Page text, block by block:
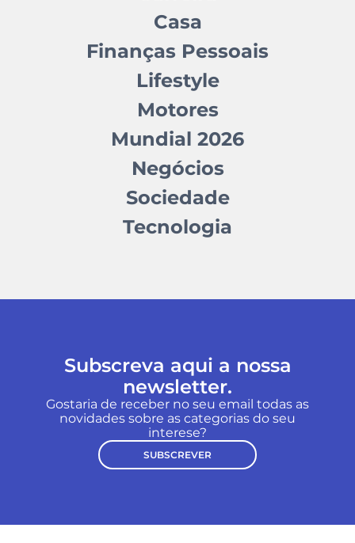
Casa
Finanças Pessoais
Lifestyle
Motores
Mundial 2026
Negócios
Sociedade
Tecnologia
Subscreva aqui a nossa
newsletter.
Gostaria de receber no seu email todas as
novidades sobre as categorias do seu
interese?
SUBSCREVER